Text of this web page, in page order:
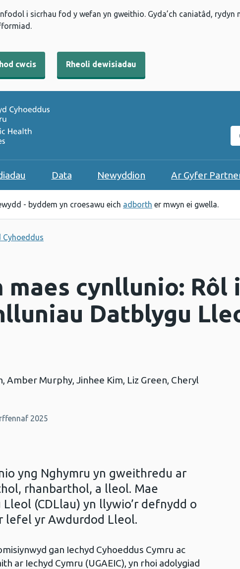
i sicrhau fod y wefan yn gweithio. Gyda’ch caniatâd,
cwcis Rheoli dewisiadau
Data Newyddion Ar Gyfer
- byddem yn croesawu eich adborth er mwyn ei gwella.
maes cynllunio: Rôl
Datblygu
Amber Murphy, Jinhee Kim, Liz Green, Cheryl
2025
yng Nghymru yn gweithredu ar
rhanbarthol, a lleol. Mae
(CDLlau) yn llywio’r defnydd o
lefel yr Awdurdod Lleol.
gan Iechyd Cyhoeddus Cymru ac
ar Iechyd Cymru (UGAEIC), yn rhoi adolygiad